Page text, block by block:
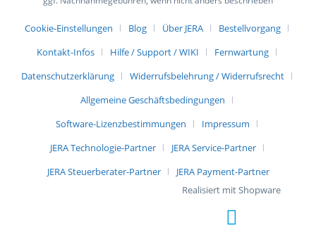
Cookie-Einstellungen Blog Über JERA
Bestellvorgang
Kontakt-Infos
Hilfe / Support / WIKI
Fernwartung
Datenschutzerklärung
Widerrufsbelehrung / Widerrufsrecht
Allgemeine Geschäftsbedingungen
Software-Lizenzbestimmungen
Impressum
JERA Technologie-Partner
JERA Service-Partner
JERA Steuerberater-Partner
JERA Payment-Partner
Realisiert mit Shopware